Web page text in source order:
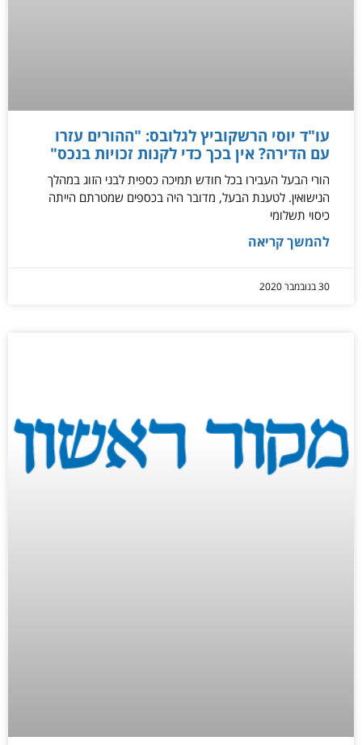
עו"ד יוסי הרשקוביץ לגלובס: "ההורים עזרו
עם הדירה? אין בכך כדי לקנות זכויות בנכס"
הורי הבעל העבירו בכל חודש תמיכה כספית לבני הזוג במהלך
הנישואין. לטענת הבעל, מדובר היה בכספים שמטרתם הייתה
כיסוי תשלומי
להמשך קריאה
30 בנובמבר 2020